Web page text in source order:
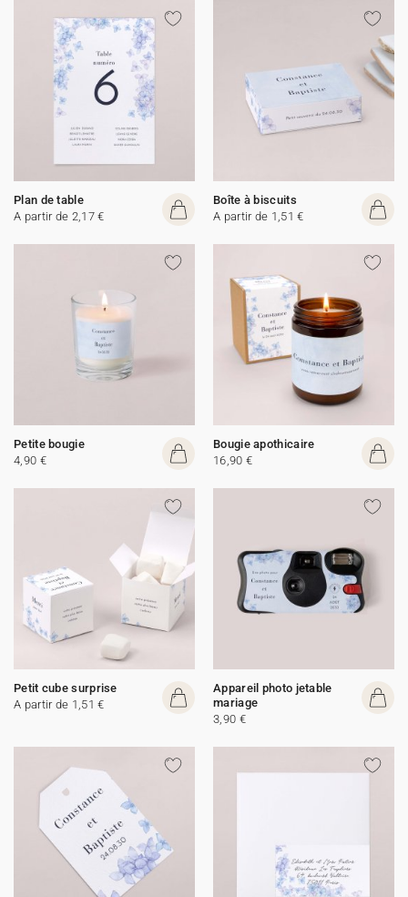
Plan de table
A partir de 2,17 €
Boîte à biscuits
A partir de 1,51 €
Petite bougie
4,90 €
Bougie apothicaire
16,90 €
Petit cube surprise
A partir de 1,51 €
Appareil photo jetable
mariage
3,90 €